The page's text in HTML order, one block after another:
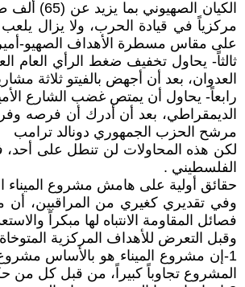
مركزياً في قيادة الحرب، ولا يزال
على مقاس مسطرة الأهداف الصهيو-
ثالثاً- يحاول تخفيف ضغط الرأي العام
العدوان، بعد أن أجهض بالفيتو ثلاثة
رابعاً- يحاول أن يمتص غضب الشارع
الديمقراطي، بعد أن أدرك أن فرصه
مرشح الحزب الجمهوري دونالد ترامب
لكن هذه المحاولات لن تنطل على أحد،
الفلسطيني .
حقائق أولية على هامش مشروع الميناء
وفي تقديري كغيري من المراقبين، أن
فصائل المقاومة الانتباه لها مبكراً
وقبل التعرض للأهداف المركزية
1-إن مشروع الميناء هو بالأساس
المشروع تجاوباً كبيراً، من قبل كل من